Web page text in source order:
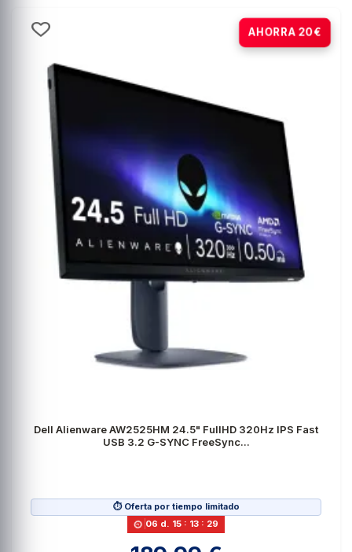
AHORRA 20€
-10%
Dell Alienware AW2525HM 24.5" FullHD 320Hz IPS Fast
USB 3.2 G-SYNC FreeSync...
⏱️ Oferta por tiempo limitado
06 d. 15: 13: 27